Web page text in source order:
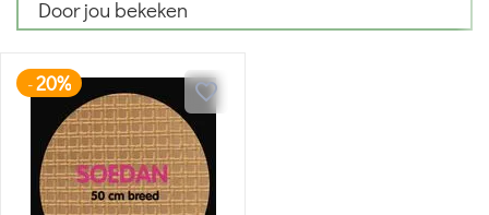
Door jou bekeken
-20%